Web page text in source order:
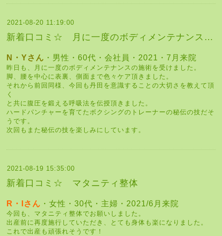
2021-08-20 11:19:00
新着口コミ☆ 月に一度のボディメンテナンス…
N・Yさん ・男性・60代・会社員・2021・7月来院
昨日も、月に一度のボディメンテナンスの施術を受けました。
脚、腰を中心に表裏、側面まで色々ケア頂きました。
それから前回同様、今回も丹田を意識することの大切さを教えて頂
く
と共に腹圧を鍛える呼吸法を伝授頂きました。
ハードパンチャーを育てたボクシングのトレーナーの秘伝の技だそ
うです。
次回もまた秘伝の技を楽しみにしています。
2021-08-19 15:35:00
新着口コミ☆ マタニティ整体
R・Iさん ・女性・30代・主婦・2021/6月来院
今回も、マタニティ整体でお願いしました。
出産前に再度施行していただき、とても身体も楽になりました。
これで出産も頑張れそうです！